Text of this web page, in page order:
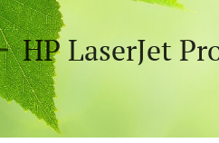
HP LaserJet